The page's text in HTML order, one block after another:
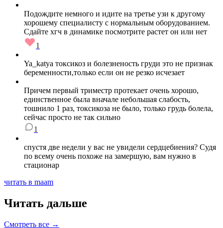
Подождите немного и идите на третье узи к другому
хорошему специалисту с нормальным оборудованием.
Сдайте хгч в динамике посмотрите растет он или нет
1
Ya_katya токсикоз и болезненость груди это не признак
беременности,только если он не резко исчезает
Причем первый триместр протекает очень хорошо,
единственное была вначале небольшая слабость,
тошнило 1 раз, токсикоза не было, только грудь болела,
сейчас просто не так сильно
1
спустя две недели у вас не увидели сердцебиения? Судя
по всему очень похоже на замершую, вам нужно в
стационар
читать в maam
Читать дальше
Смотреть все →